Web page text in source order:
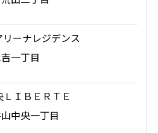
ーナレジデンス
一丁目
ＩＢＥＲＴＥ
中央一丁目